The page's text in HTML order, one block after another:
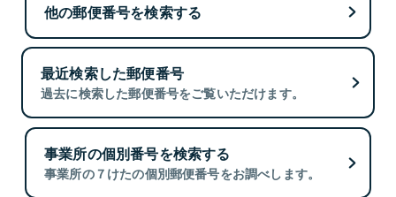
他の郵便番号を検索する
最近検索した郵便番号
過去に検索した郵便番号をご覧いただけます。
事業所の個別番号を検索する
事業所の７けたの個別郵便番号をお調べします。